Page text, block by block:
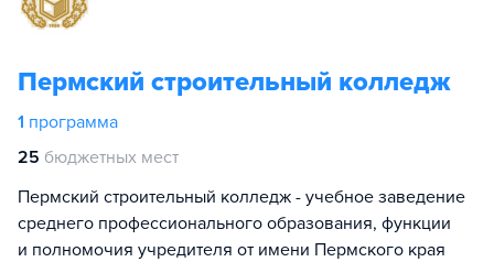
Пермский строительный колледж
1 программа
25 бюджетных мест
Пермский строительный колледж - учебное заведение
среднего профессионального образования, функции
и полномочия учредителя от имени Пермского края